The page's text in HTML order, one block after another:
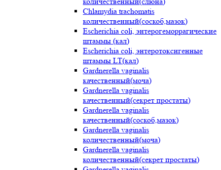
Chlamydia trachomatis
количественный(соскоб,мазок)
Escherichia coli, энтерогеморрагические
штаммы (кал)
Escherichia coli, энтеротоксигенные
штаммы LT(кал)
Gardnerella vaginalis
качественный(моча)
Gardnerella vaginalis
качественный(секрет простаты)
Gardnerella vaginalis
качественный(соскоб,мазок)
Gardnerella vaginalis
количественный(моча)
Gardnerella vaginalis
количественный(секрет простаты)